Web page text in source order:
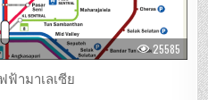
25585
ฟ้ามาเลเซีย